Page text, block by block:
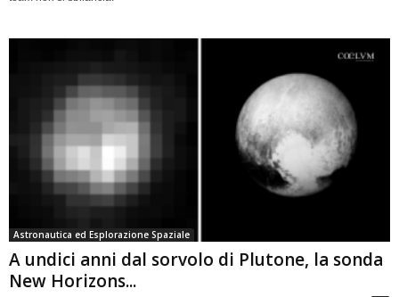
Astronautica ed Esplorazione Spaziale
A undici anni dal sorvolo di Plutone, la sonda
New Horizons...